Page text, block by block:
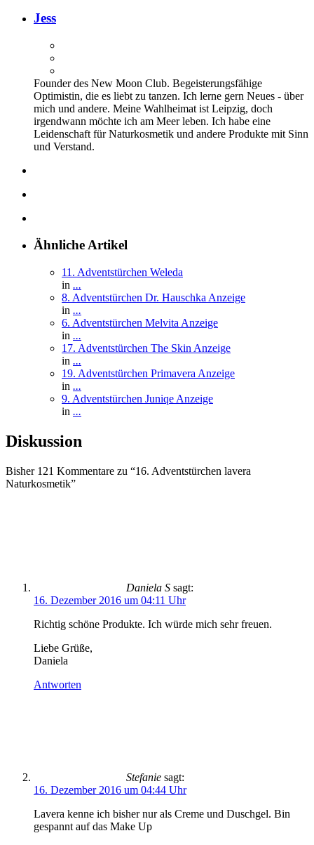
Jess
Founder des New Moon Club. Begeisterungsfähige
Optimistin, die es liebt zu tanzen. Ich lerne gern Neues - über
mich und andere. Meine Wahlheimat ist Leipzig, doch
irgendwann möchte ich am Meer leben. Ich habe eine
Leidenschaft für Naturkosmetik und andere Produkte mit Sinn
und Verstand.
Ähnliche Artikel
11. Adventstürchen Weleda
in ...
8. Adventstürchen Dr. Hauschka Anzeige
in ...
6. Adventstürchen Melvita Anzeige
in ...
17. Adventstürchen The Skin Anzeige
in ...
19. Adventstürchen Primavera Anzeige
in ...
9. Adventstürchen Juniqe Anzeige
in ...
Diskussion
Bisher 121 Kommentare zu “16. Adventstürchen lavera
Naturkosmetik”
Daniela S sagt:
16. Dezember 2016 um 04:11 Uhr
Richtig schöne Produkte. Ich würde mich sehr freuen.
Liebe Grüße,
Daniela
Antworten
Stefanie sagt:
16. Dezember 2016 um 04:44 Uhr
Lavera kenne ich bisher nur als Creme und Duschgel. Bin
gespannt auf das Make Up